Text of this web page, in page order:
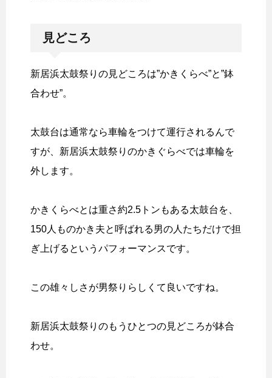
見どころ
新居浜太鼓祭りの見どころは”かきくらべ”と”鉢
合わせ”。
太鼓台は通常なら車輪をつけて運行されるんで
すが、新居浜太鼓祭りのかきぐらべでは車輪を
外します。
かきくらべとは重さ約2.5トンもある太鼓台を、
150人ものかき夫と呼ばれる男の人たちだけで担
ぎ上げるというパフォーマンスです。
この雄々しさが男祭りらしくて良いですね。
新居浜太鼓祭りのもうひとつの見どころが鉢合
わせ。